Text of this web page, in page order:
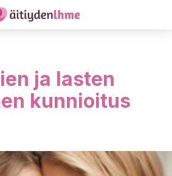
ja lasten
kunnioitus